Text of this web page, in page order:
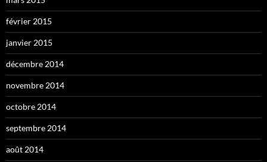
février 2015
janvier 2015
décembre 2014
novembre 2014
octobre 2014
septembre 2014
août 2014